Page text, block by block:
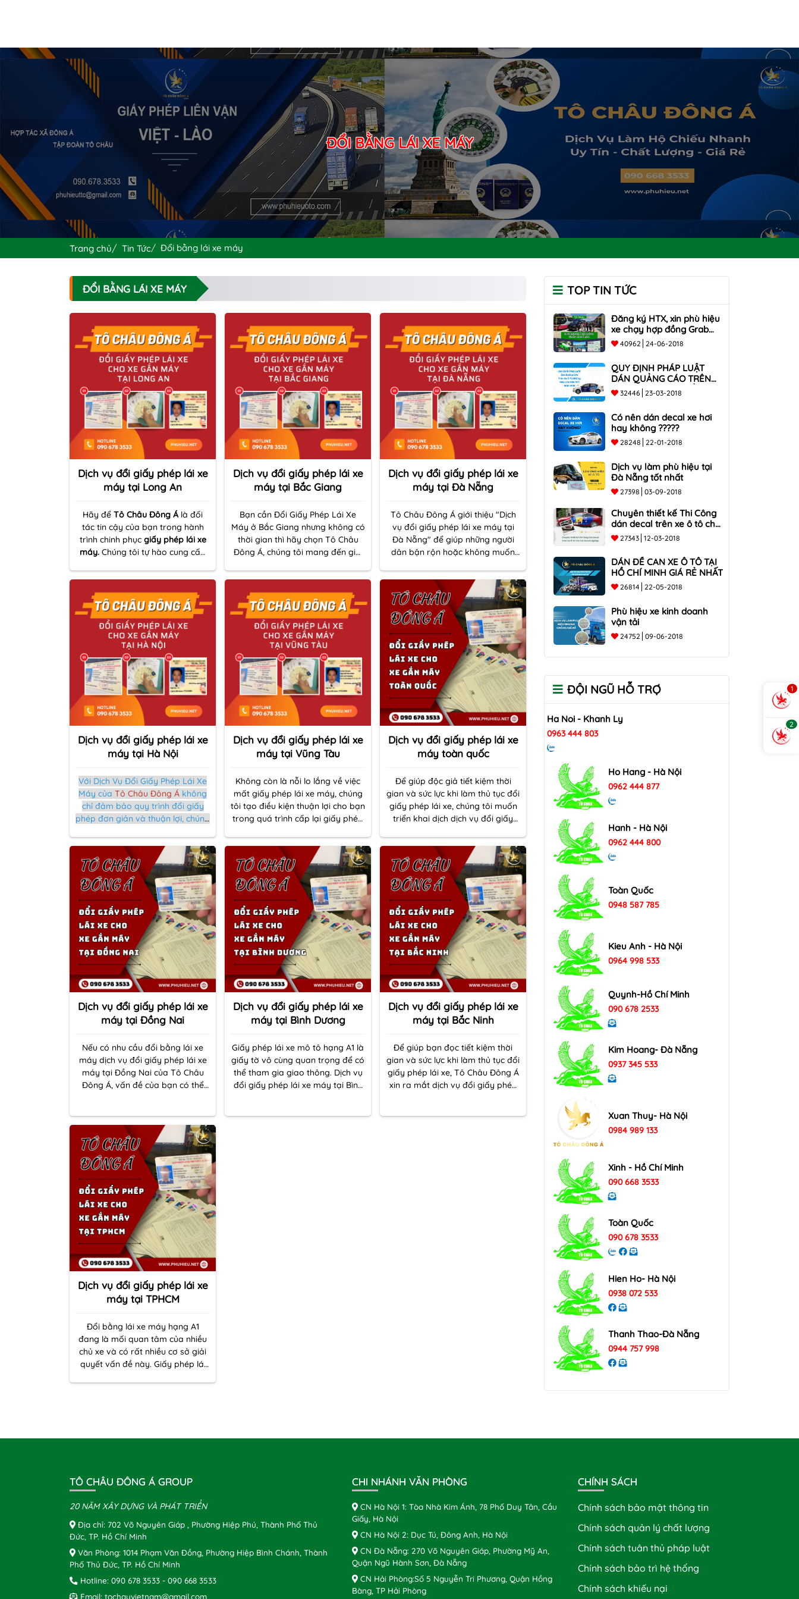
ĐỔI BẰNG LÁI XE MÁY
Trang chủ Tin Tức Đổi bằng lái xe máy
ĐỔI BẰNG LÁI XE MÁY
Dịch vụ đổi giấy phép lái xe
máy tại Long An
Hãy để Tô Châu Đông Á là đối
tác tin cậy của bạn trong hành
trình chinh phụcgiấy phép lái xe
máy. Chúng tôi tự hào cung cấp
chóng và đáng tin cậy.
Dịch vụ đổi giấy phép lái xe
máy tại Bắc Giang
Bạn cần Đổi Giấy Phép Lái Xe
Máy ở Bắc Giang nhưng không có
thời gian thì hãy chọn Tô Châu
Đông Á, chúng tôi mang đến giải
những người dân bận rộn.
Dịch vụ đổi giấy phép lái xe
máy tại Đà Nẵng
Tô Châu Đông Á giới thiệu "Dịch
vụ đổi giấy phép lái xe máy tại
Đà Nẵng" để giúp những người
dân bận rộn hoặc không muốn
dàng và nhanh chóng hoàn tất
mọi thủ tục.
Dịch vụ đổi giấy phép lái xe
máy tại Hà Nội
Với Dịch Vụ Đổi Giấy Phép Lái Xe
Máy của Tô Châu Đông Á không
chỉ đảm bảo quy trình đổi giấy
phép đơn giản và thuận lợi, chúng
trong mọi bước, từ khi bắt đầu
đến khi hoàn tất
Dịch vụ đổi giấy phép lái xe
máy tại Vũng Tàu
Không còn là nỗi lo lắng về việc
mất giấy phép lái xe máy, chúng
tôi tạo điều kiện thuận lợi cho bạn
trong quá trình cấp lại giấy phép
hoàn toàn tại Tô Châu Đông Á.
Dịch vụ đổi giấy phép lái xe
máy toàn quốc
Để giúp độc giả tiết kiệm thời
gian và sức lực khi làm thủ tục đổi
giấy phép lái xe, chúng tôi muốn
triển khai dịch dịch vụ đổi giấy
Dịch vụ đổi giấy phép lái xe
máy tại Đồng Nai
Nếu có nhu cầu đổi bằng lái xe
máy dịch vụ đổi giấy phép lái xe
máy tại Đồng Nai của Tô Châu
Đông Á, vấn đề của bạn có thể
Dịch vụ đổi giấy phép lái xe
máy tại Bình Dương
Giấy phép lái xe mô tô hạng A1 là
giấy tờ vô cùng quan trọng để có
thể tham gia giao thông. Dịch vụ
đổi giấy phép lái xe máy tại Bình
Dịch vụ đổi giấy phép lái xe
máy tại Bắc Ninh
Để giúp bạn đọc tiết kiệm thời
gian và sức lực khi làm thủ tục đổi
giấy phép lái xe, Tô Châu Đông Á
xin ra mắt dịch vụ đổi giấy phép
Dịch vụ đổi giấy phép lái xe
máy tại TPHCM
Đổi bằng lái xe máy hạng A1
đang là mối quan tâm của nhiều
chủ xe và có rất nhiều cơ sở giải
quyết vấn đề này. Giấy phép lái
TOP TIN TỨC
Đăng ký HTX, xin phù hiệu
xe chạy hợp đồng Grab
taxi, Xe Du Lịch Tại Hồ Chí
Minh Giá Rẻ
40962 24-06-2018
QUY ĐỊNH PHÁP LUẬT
DÁN QUẢNG CÁO TRÊN
XE Ô TÔ NHỮNG ĐIỀU
CẦN BIẾT mới nhất 2018
???
32446 23-03-2018
Có nên dán decal xe hơi
hay không ?????
28248 22-01-2018
Dịch vụ làm phù hiệu tại
Đà Nẵng tốt nhất
27398 03-09-2018
Chuyên thiết kế Thi Công
dán decal trên xe ô tô cho
các doanh nghiệp
27343 12-03-2018
DÁN ĐỀ CAN XE Ô TÔ TẠI
HỒ CHÍ MINH GIÁ RẺ NHẤT
26814 22-05-2018
Phù hiệu xe kinh doanh
vận tải
24752 09-06-2018
ĐỘI NGŨ HỖ TRỢ
Ha Noi - Khanh Ly
0963 444 803
Ho Hang - Hà Nội
0962 444 877
Hanh - Hà Nội
0962 444 800
Toàn Quốc
0948 587 785
Kieu Anh - Hà Nội
0964 998 533
Quynh-Hồ Chí Minh
090 678 2533
Kim Hoang- Đà Nẵng
0937 345 533
Xuan Thuy- Hà Nội
0984 989 133
Xinh - Hồ Chí Minh
090 668 3533
Toàn Quốc
090 678 3533
Hien Ho- Hà Nội
0938 072 533
Thanh Thao-Đà Nẵng
0944 757 998
TÔ CHÂU ĐÔNG Á GROUP
20 NĂM XÂY DỰNG VÀ PHÁT TRIỂN
Địa chỉ: 702 Võ Nguyên Giáp , Phường Hiệp Phú, Thành Phố Thủ
Đức, TP. Hồ Chí Minh
Văn Phòng: 1014 Phạm Văn Đồng, Phường Hiệp Bình Chánh, Thành
Phố Thủ Đức, TP. Hồ Chí Minh
Hotline: 090 678 3533 - 090 668 3533
Email: tochauvietnam@gmail.com
1
2
CHI NHÁNH VĂN PHÒNG
CN Hà Nội 1: Tòa Nhà Kim Ánh, 78 Phố Duy Tân, Cầu
Giấy, Hà Nội
CN Hà Nội 2: Dục Tú, Đông Anh, Hà Nội
CN Đà Nẵng: 270 Võ Nguyên Giáp, Phường Mỹ An,
Quận Ngũ Hành Sơn, Đà Nẵng
CN Hải Phòng:Số 5 Nguyễn Tri Phương, Quận Hồng
Bàng, TP Hải Phòng
CHÍNH SÁCH
Chính sách bảo mật thông tin
Chính sách quản lý chất lượng
Chính sách tuân thủ pháp luật
Chính sách bảo trì hệ thống
Chính sách khiếu nại